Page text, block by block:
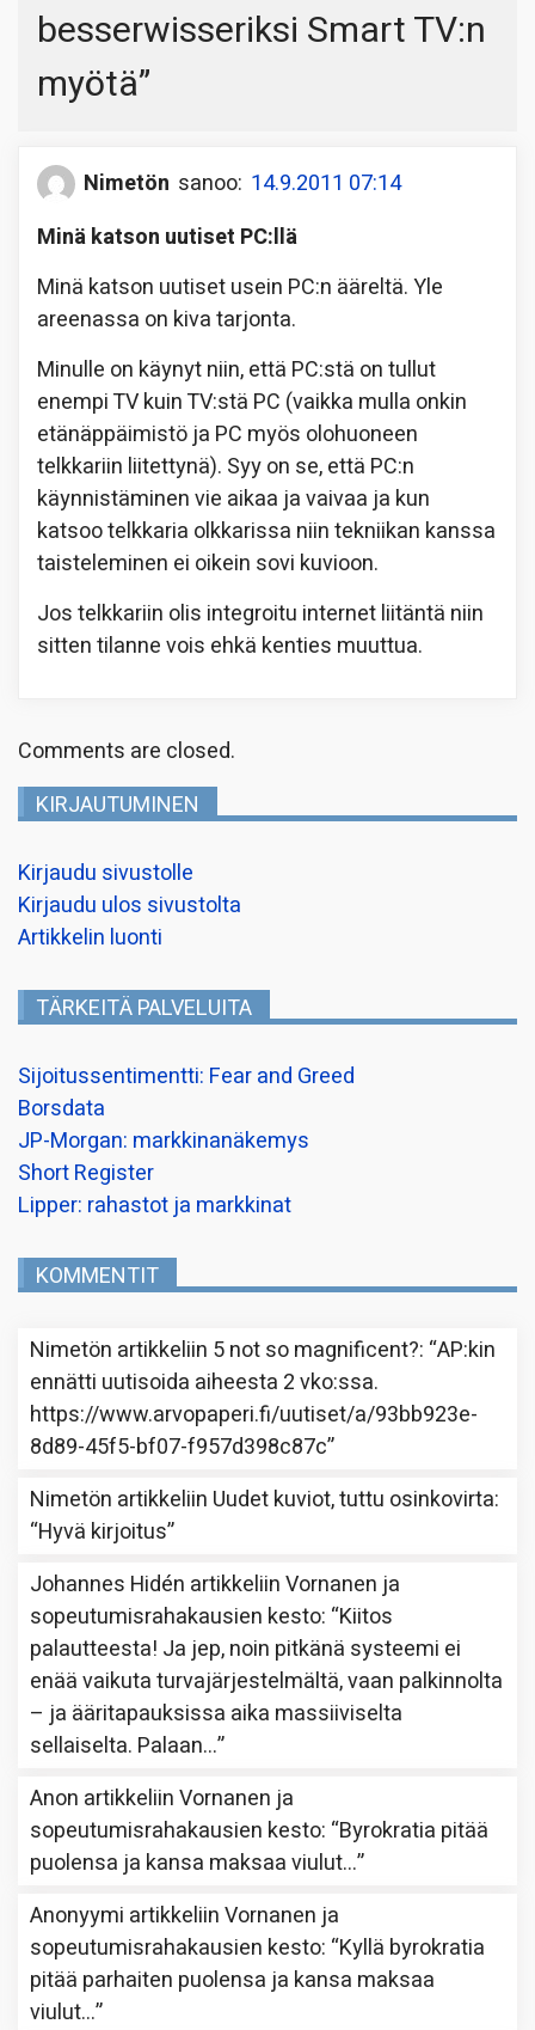
besserwisseriksi Smart TV:n
myötä”
Nimetön sanoo: 14.9.2011 07:14
Minä katson uutiset PC:llä
Minä katson uutiset usein PC:n ääreltä. Yle
areenassa on kiva tarjonta.
Minulle on käynyt niin, että PC:stä on tullut
enempi TV kuin TV:stä PC (vaikka mulla onkin
etänäppäimistö ja PC myös olohuoneen
telkkariin liitettynä). Syy on se, että PC:n
käynnistäminen vie aikaa ja vaivaa ja kun
katsoo telkkaria olkkarissa niin tekniikan kanssa
taisteleminen ei oikein sovi kuvioon.
Jos telkkariin olis integroitu internet liitäntä niin
sitten tilanne vois ehkä kenties muuttua.
Comments are closed.
KIRJAUTUMINEN
Kirjaudu sivustolle
Kirjaudu ulos sivustolta
Artikkelin luonti
TÄRKEITÄ PALVELUITA
Sijoitussentimentti: Fear and Greed
Borsdata
JP-Morgan: markkinanäkemys
Short Register
Lipper: rahastot ja markkinat
KOMMENTIT
Nimetön artikkeliin 5 not so magnificent?: “AP:kin
ennätti uutisoida aiheesta 2 vko:ssa.
https://www.arvopaperi.fi/uutiset/a/93bb923e-
8d89-45f5-bf07-f957d398c87c”
Nimetön artikkeliin Uudet kuviot, tuttu osinkovirta:
“Hyvä kirjoitus”
Johannes Hidén artikkeliinVornanen ja
sopeutumisrahakausien kesto: “Kiitos
palautteesta! Ja jep, noin pitkänä systeemi ei
enää vaikuta turvajärjestelmältä, vaan palkinnolta
– ja ääritapauksissa aika massiiviselta
sellaiselta. Palaan…”
Anon artikkeliinVornanen ja
sopeutumisrahakausien kesto: “Byrokratia pitää
puolensa ja kansa maksaa viulut…”
Anonyymi artikkeliinVornanen ja
sopeutumisrahakausien kesto: “Kyllä byrokratia
pitää parhaiten puolensa ja kansa maksaa
viulut…”